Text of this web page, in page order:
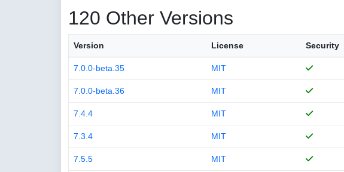
120 Other Versions
Version License Security
7.0.0-beta.35 MIT
7.0.0-beta.36 MIT
7.4.4 MIT
7.3.4 MIT
7.5.5 MIT